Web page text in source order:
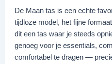
De Maan tas is een echte
tijdloze model, het fijne
dit een tas waar je steeds
genoeg voor je essentials,
comfortabel te dragen —